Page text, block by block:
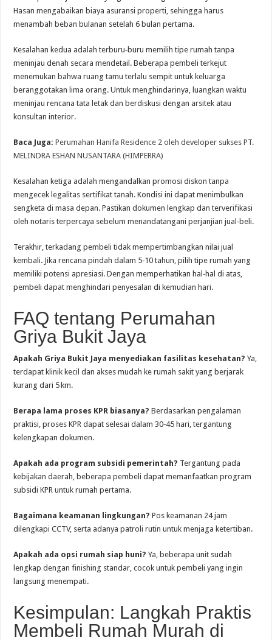
Hasan mengabaikan biaya asuransi properti, sehingga harus
menambah beban bulanan setelah 6 bulan pertama.
Kesalahan kedua adalah terburu‑buru memilih tipe rumah tanpa
meninjau denah secara mendetail. Beberapa pembeli terkejut
menemukan bahwa ruang tamu terlalu sempit untuk keluarga
beranggotakan lima orang. Untuk menghindarinya, luangkan waktu
meninjau rencana tata letak dan berdiskusi dengan arsitek atau
konsultan interior.
Baca Juga: Perumahan Hanifa Residence 2 oleh developer sukses PT.
MELINDRA ESHAN NUSANTARA (HIMPERRA)
Kesalahan ketiga adalah mengandalkan promosi diskon tanpa
mengecek legalitas sertifikat tanah. Kondisi ini dapat menimbulkan
sengketa di masa depan. Pastikan dokumen lengkap dan terverifikasi
oleh notaris terpercaya sebelum menandatangani perjanjian jual‑beli.
Terakhir, terkadang pembeli tidak mempertimbangkan nilai jual
kembali. Jika rencana pindah dalam 5‑10 tahun, pilih tipe rumah yang
memiliki potensi apresiasi. Dengan memperhatikan hal‑hal di atas,
pembeli dapat menghindari penyesalan di kemudian hari.
FAQ tentang Perumahan
Griya Bukit Jaya
Apakah Griya Bukit Jaya menyediakan fasilitas kesehatan? Ya,
terdapat klinik kecil dan akses mudah ke rumah sakit yang berjarak
kurang dari 5 km.
Berapa lama proses KPR biasanya? Berdasarkan pengalaman
praktisi, proses KPR dapat selesai dalam 30‑45 hari, tergantung
kelengkapan dokumen.
Apakah ada program subsidi pemerintah? Tergantung pada
kebijakan daerah, beberapa pembeli dapat memanfaatkan program
subsidi KPR untuk rumah pertama.
Bagaimana keamanan lingkungan? Pos keamanan 24 jam
dilengkapi CCTV, serta adanya patroli rutin untuk menjaga ketertiban.
Apakah ada opsi rumah siap huni? Ya, beberapa unit sudah
lengkap dengan finishing standar, cocok untuk pembeli yang ingin
langsung menempati.
Kesimpulan: Langkah Praktis
Membeli Rumah Murah di